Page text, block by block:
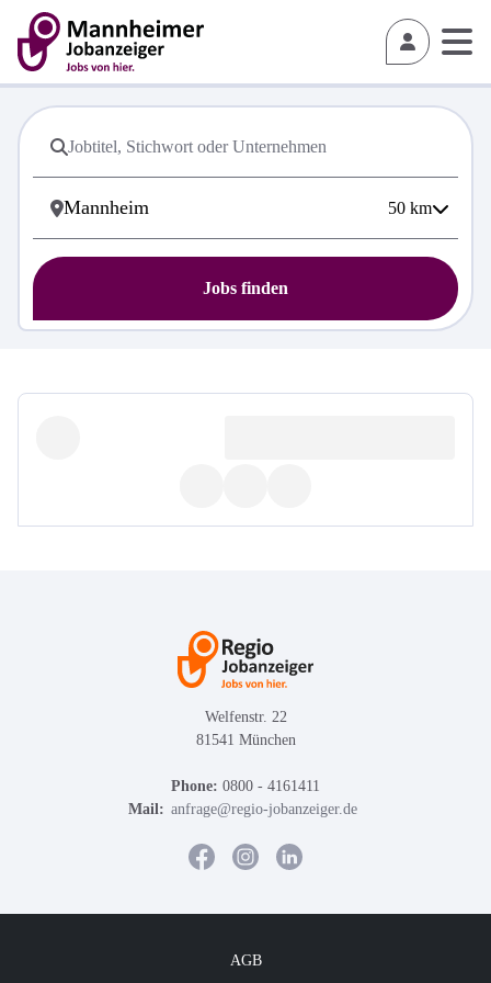
50 km
Jobs finden
Welfenstr. 22
81541 München
Phone: 0800 - 4161411
Mail: anfrage@regio-jobanzeiger.de
AGB